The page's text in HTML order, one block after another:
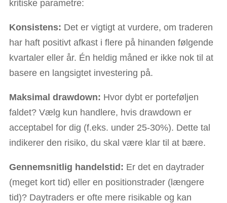
kritiske parametre:
Konsistens: Det er vigtigt at vurdere, om traderen
har haft positivt afkast i flere på hinanden følgende
kvartaler eller år. Én heldig måned er ikke nok til at
basere en langsigtet investering på.
Maksimal drawdown: Hvor dybt er porteføljen
faldet? Vælg kun handlere, hvis drawdown er
acceptabel for dig (f.eks. under 25-30%). Dette tal
indikerer den risiko, du skal være klar til at bære.
Gennemsnitlig handelstid: Er det en daytrader
(meget kort tid) eller en positionstrader (længere
tid)? Daytraders er ofte mere risikable og kan